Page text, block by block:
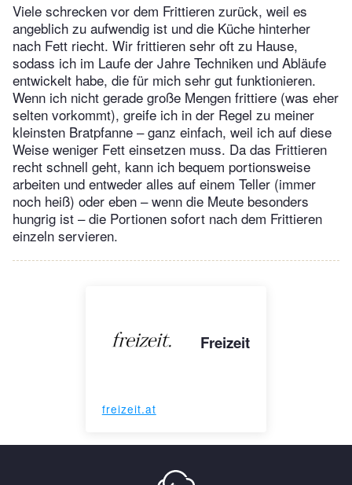
Viele schrecken vor dem Frittieren zurück, weil es
angeblich zu aufwendig ist und die Küche hinterher
nach Fett riecht. Wir frittieren sehr oft zu Hause,
sodass ich im Laufe der Jahre Techniken und Abläufe
entwickelt habe, die für mich sehr gut funktionieren.
Wenn ich nicht gerade große Mengen frittiere (was eher
selten vorkommt), greife ich in der Regel zu meiner
kleinsten Bratpfanne – ganz einfach, weil ich auf diese
Weise weniger Fett einsetzen muss. Da das Frittieren
recht schnell geht, kann ich bequem portionsweise
arbeiten und entweder alles auf einem Teller (immer
noch heiß) oder eben – wenn die Meute besonders
hungrig ist – die Portionen sofort nach dem Frittieren
einzeln servieren.
Freizeit
freizeit.at